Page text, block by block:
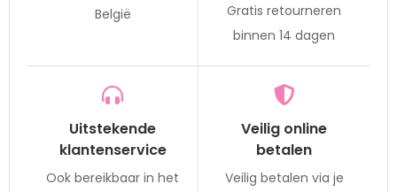
België
Gratis retourneren
binnen 14 dagen
Uitstekende
klantenservice
Ook bereikbaar in het
Veilig online
betalen
Veilig betalen via je